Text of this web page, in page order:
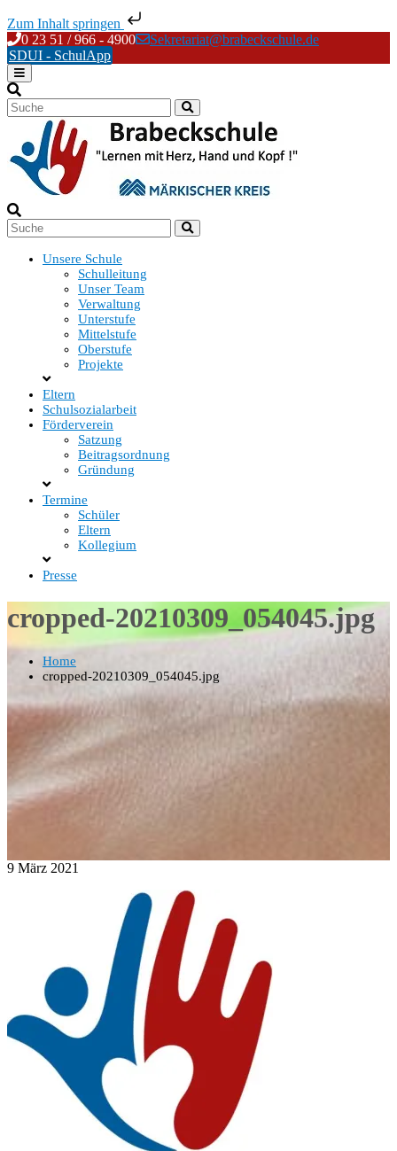
Zum Inhalt springen
Skip
to
content
0 23 51 / 966 - 4900
Sekretariat@brabeckschule.de
SDUI - SchulApp
Unsere Schule
Schulleitung
Unser Team
Verwaltung
Unterstufe
Mittelstufe
Oberstufe
Projekte
Eltern
Schulsozialarbeit
Förderverein
Satzung
Beitragsordnung
Gründung
Termine
Schüler
Eltern
Kollegium
Presse
cropped-20210309_054045.jpg
Home
cropped-20210309_054045.jpg
9 März 2021